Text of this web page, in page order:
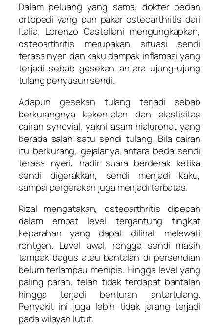
Dalam peluang yang sama, dokter bedah
ortopedi yang pun pakar osteoarthritis dari
Italia, Lorenzo Castellani mengungkapkan,
osteoarthritis merupakan situasi sendi
terasa nyeri dan kaku dampak inflamasi yang
terjadi sebab gesekan antara ujung-ujung
tulang penyusun sendi.
Adapun gesekan tulang terjadi sebab
berkurangnya kekentalan dan elastisitas
cairan synovial, yakni asam hialuronat yang
berada salah satu sendi tulang. Bila cairan
itu berkurang, gejalanya antara beda sendi
terasa nyeri, hadir suara berderak ketika
sendi digerakkan, sendi menjadi kaku,
sampai pergerakan juga menjadi terbatas.
Rizal mengatakan, osteoarthritis dipecah
dalam empat level tergantung tingkat
keparahan yang dapat dilihat melewati
rontgen. Level awal, rongga sendi masih
tampak bagus atau bantalan di persendian
belum terlampau menipis. Hingga level yang
paling parah, telah tidak terdapat bantalan
hingga terjadi benturan antartulang.
Penyakit ini juga lebih tidak jarang terjadi
pada wilayah lutut.